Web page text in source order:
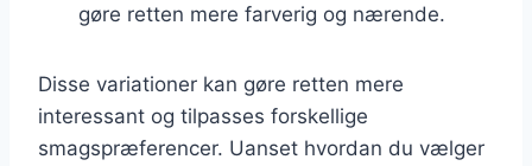
gøre retten mere farverig og nærende.
Disse variationer kan gøre retten mere
interessant og tilpasses forskellige
smagspræferencer. Uanset hvordan du vælger